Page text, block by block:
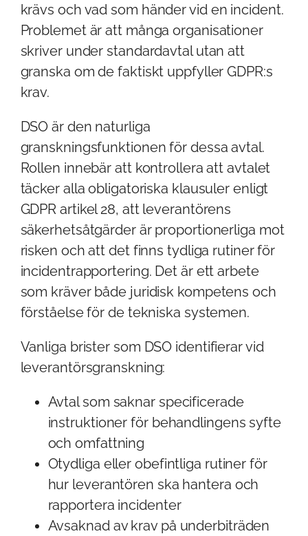
krävs och vad som händer vid en incident.
Problemet är att många organisationer
skriver under standardavtal utan att
granska om de faktiskt uppfyller GDPR:s
krav.
DSO är den naturliga
granskningsfunktionen för dessa avtal.
Rollen innebär att kontrollera att avtalet
täcker alla obligatoriska klausuler enligt
GDPR artikel 28, att leverantörens
säkerhetsåtgärder är proportionerliga mot
risken och att det finns tydliga rutiner för
incidentrapportering. Det är ett arbete
som kräver både juridisk kompetens och
förståelse för de tekniska systemen.
Vanliga brister som DSO identifierar vid
leverantörsgranskning:
Avtal som saknar specificerade
instruktioner för behandlingens syfte
och omfattning
Otydliga eller obefintliga rutiner för
hur leverantören ska hantera och
rapportera incidenter
Avsaknad av krav på underbiträden